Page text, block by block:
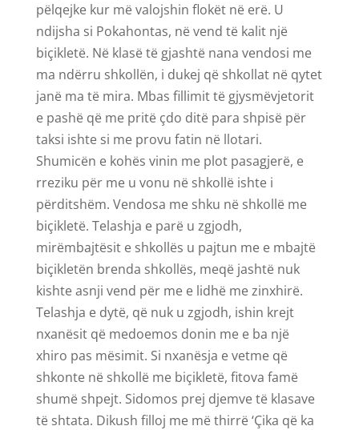
pëlqejke kur më valojshin flokët në erë. U
ndijsha si Pokahontas, në vend të kalit një
biçikletë. Në klasë të gjashtë nana vendosi me
ma ndërru shkollën, i dukej që shkollat në qytet
janë ma të mira. Mbas fillimit të gjysmëvjetorit
e pashë që me pritë çdo ditë para shpisë për
taksi ishte si me provu fatin në llotari.
Shumicën e kohës vinin me plot pasagjerë, e
rreziku për me u vonu në shkollë ishte i
përditshëm. Vendosa me shku në shkollë me
biçikletë. Telashja e parë u zgjodh,
mirëmbajtësit e shkollës u pajtun me e mbajtë
biçikletën brenda shkollës, meqë jashtë nuk
kishte asnji vend për me e lidhë me zinxhirë.
Telashja e dytë, që nuk u zgjodh, ishin krejt
nxanësit që medoemos donin me e ba një
xhiro pas mësimit. Si nxanësja e vetme që
shkonte në shkollë me biçikletë, fitova famë
shumë shpejt. Sidomos prej djemve të klasave
të shtata. Dikush filloj me më thirrë ‘Çika që ka